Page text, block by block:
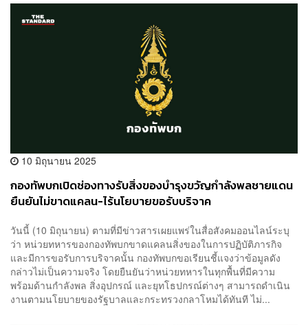
10 มิถุนายน 2025
กองทัพบกเปิดช่องทางรับสิ่งของบำรุงขวัญกำลังพลชายแดน
ยืนยันไม่ขาดแคลน-ไร้นโยบายขอรับบริจาค
วันนี้ (10 มิถุนายน) ตามที่มีข่าวสารเผยแพร่ในสื่อสังคมออนไลน์ระบุ
ว่า หน่วยทหารของกองทัพบกขาดแคลนสิ่งของในการปฏิบัติภารกิจ
และมีการขอรับการบริจาคนั้น กองทัพบกขอเรียนชี้แจงว่าข้อมูลดัง
กล่าวไม่เป็นความจริง โดยยืนยันว่าหน่วยทหารในทุกพื้นที่มีความ
พร้อมด้านกำลังพล สิ่งอุปกรณ์ และยุทโธปกรณ์ต่างๆ สามารถดำเนิน
งานตามนโยบายของรัฐบาลและกระทรวงกลาโหมได้ทันที ไม่...